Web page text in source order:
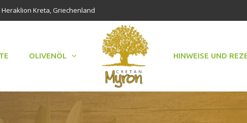
Heraklion Kreta, Griechenland
OLIVENÖL HINWEISE UND